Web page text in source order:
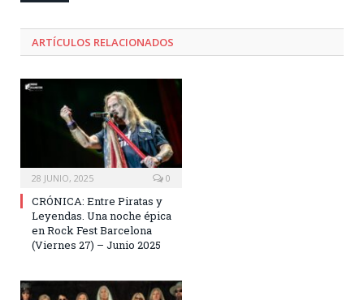
ARTÍCULOS RELACIONADOS
28 JUNIO, 2025 0
CRÓNICA: Entre Piratas y
Leyendas. Una noche épica
en Rock Fest Barcelona
(Viernes 27) – Junio 2025